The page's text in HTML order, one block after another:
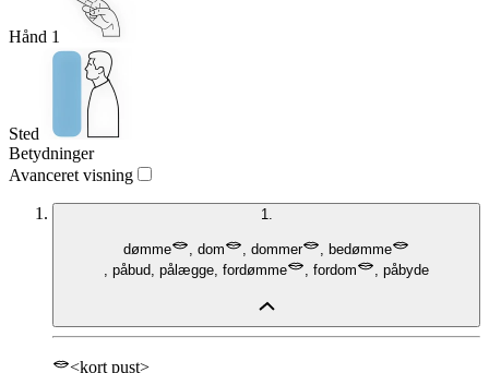
Hånd 1
Sted
Betydninger
Avanceret visning
1.
dømme , dom , dommer , bedømme
, påbud, pålægge, fordømme , fordom , påbyde
<kort pust>